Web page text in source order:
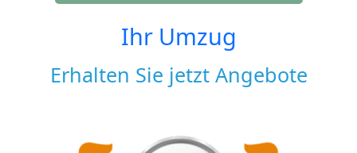
Ihr Umzug
Erhalten Sie jetzt Angebote